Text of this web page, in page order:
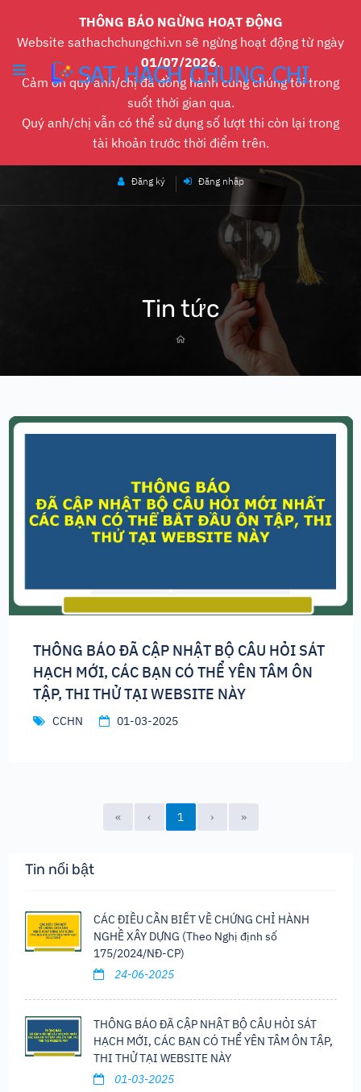
THÔNG BÁO NGỪNG HOẠT ĐỘNG
Website sathachchungchi.vn sẽ ngừng hoạt động từ ngày
01/07/2026.
Cảm ơn quý anh/chị đã đồng hành cùng chúng tôi trong
suốt thời gian qua.
Quý anh/chị vẫn có thể sử dụng số lượt thi còn lại trong
tài khoản trước thời điểm trên.
Đăng ký Đăng nhập
Tin tức
THÔNG BÁO ĐÃ CẬP NHẬT BỘ CÂU HỎI SÁT
HẠCH MỚI, CÁC BẠN CÓ THỂ YÊN TÂM ÔN
TẬP, THI THỬ TẠI WEBSITE NÀY
CCHN 01-03-2025
« ‹ 1 › »
Tin nổi bật
CÁC ĐIỀU CẦN BIẾT VỀ CHỨNG CHỈ HÀNH
NGHỀ XÂY DỰNG (Theo Nghị định số
175/2024/NĐ-CP)
24-06-2025
THÔNG BÁO ĐÃ CẬP NHẬT BỘ CÂU HỎI SÁT
HẠCH MỚI, CÁC BẠN CÓ THỂ YÊN TÂM ÔN TẬP,
THI THỬ TẠI WEBSITE NÀY
01-03-2025